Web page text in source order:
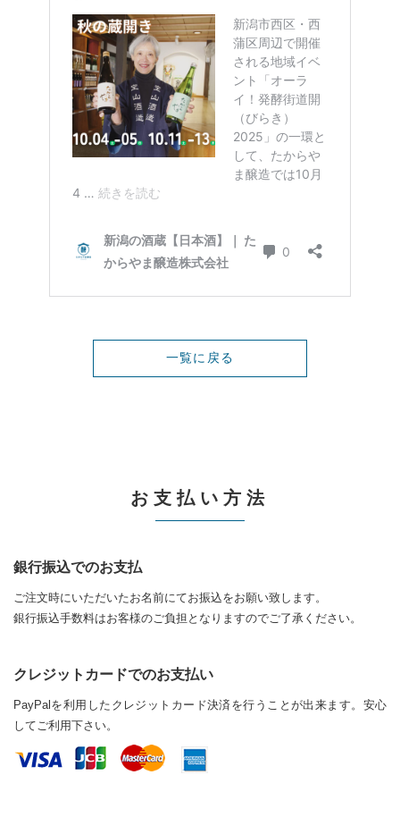
一覧に戻る
お支払い方法
銀行振込でのお支払
ご注文時にいただいたお名前にてお振込をお願い致します。
銀行振込手数料はお客様のご負担となりますのでご了承ください。
クレジットカードでのお支払い
PayPalを利用したクレジットカード決済を行うことが出来ます。安心
してご利用下さい。